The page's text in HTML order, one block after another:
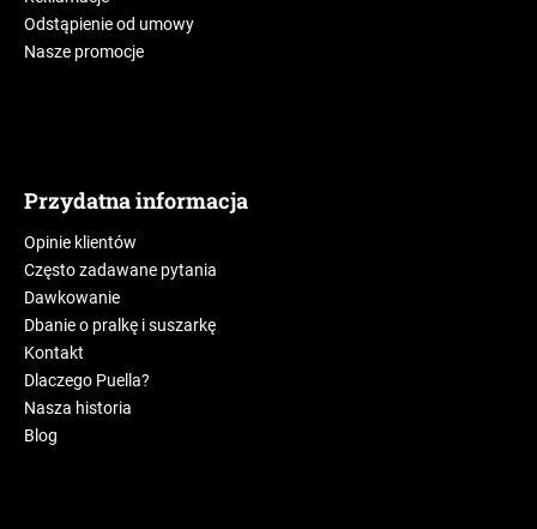
Odstąpienie od umowy
Nasze promocje
Przydatna informacja
Opinie klientów
Często zadawane pytania
Dawkowanie
Dbanie o pralkę i suszarkę
Kontakt
Dlaczego Puella?
Nasza historia
Blog